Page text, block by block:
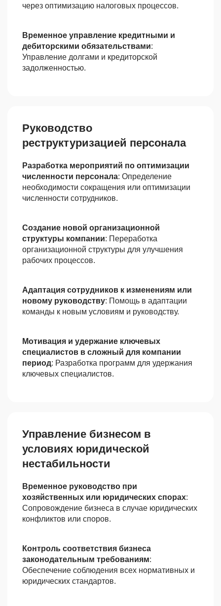
через оптимизацию налоговых процессов.
Временное управление кредитными и
дебиторскими обязательствами:
Управление долгами и кредиторской
задолженностью.
Руководство
реструктуризацией персонала
Разработка мероприятий по оптимизации
численности персонала: Определение
необходимости сокращения или оптимизации
численности сотрудников.
Создание новой организационной
структуры компании: Переработка
организационной структуры для улучшения
рабочих процессов.
Адаптация сотрудников к изменениям или
новому руководству: Помощь в адаптации
команды к новым условиям и руководству.
Мотивация и удержание ключевых
специалистов в сложный для компании
период: Разработка программ для удержания
ключевых специалистов.
Управление бизнесом в
условиях юридической
нестабильности
Временное руководство при
хозяйственных или юридических спорах:
Сопровождение бизнеса в случае юридических
конфликтов или споров.
Контроль соответствия бизнеса
законодательным требованиям:
Обеспечение соблюдения всех нормативных и
юридических стандартов.